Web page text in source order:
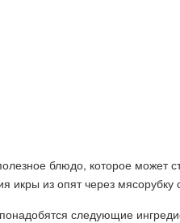
блюдо, которое может
икры из опят через
следующие